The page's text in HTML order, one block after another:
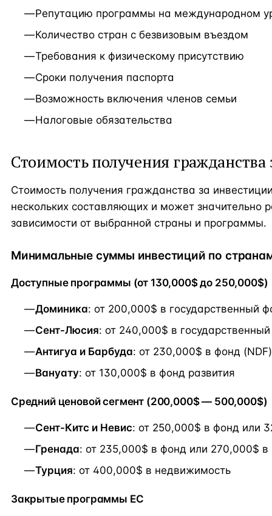
Репутацию программы на международном
Количество стран с безвизовым въездом
Требования к физическому присутствию
Сроки получения паспорта
Возможность включения членов семьи
Налоговые обязательства
Стоимость получения
Стоимость получения гражданства за
нескольких составляющих и может значительно
зависимости от выбранной страны и программы.
Минимальные суммы инвестиций по
Доступные программы (от 130,000$ до 250,000$)
Доминика: от 200,000$ в государственный
Сент-Люсия: от 240,000$ в
Антигуа и Барбуда: от 230,000$ в фонд (NDF)
Вануату: от 130,000$ в фонд развития
Средний ценовой сегмент (200,000$ — 500,000$)
Сент-Китс и Невис: от 250,000$ в фонд или
Гренада: от 235,000$ в фонд или 270,000$
Турция: от 400,000$ в недвижимость
Закрытые программы ЕС